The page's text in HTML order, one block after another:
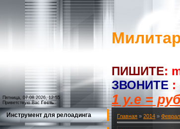
Пятница, 07.08.2026, 12:55
Приветствую Вас Гость
ПИШИТЕ:
ЗВОНИТЕ :
1 у.е =
Инструмент для релоадинга Главная » 2014 »